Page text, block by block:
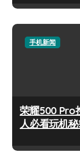
手机新闻
荣耀500 Pro
人必看玩机